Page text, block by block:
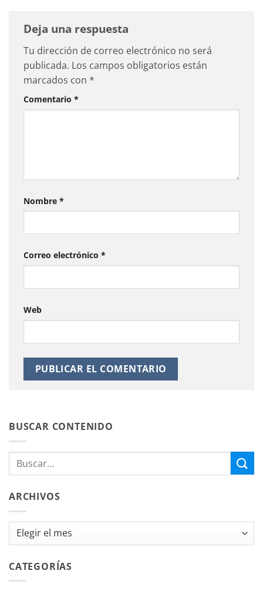
Deja una respuesta
Tu dirección de correo electrónico no será
publicada. Los campos obligatorios están
marcados con *
Comentario *
Nombre *
Correo electrónico *
Web
BUSCAR CONTENIDO
ARCHIVOS
Archivos
CATEGORÍAS